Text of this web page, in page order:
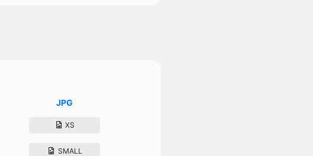
JPG
XS
SMALL